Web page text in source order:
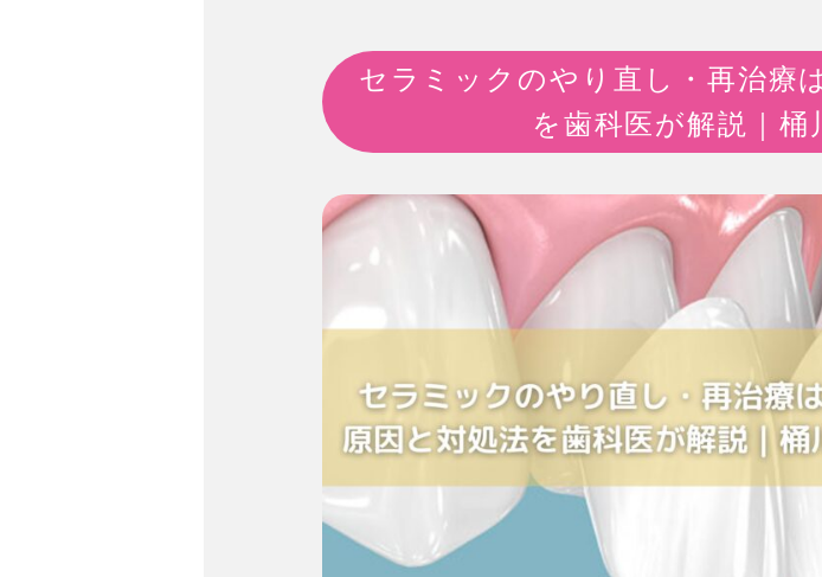
セラミックのやり直し・再治療
を歯科医が解説｜